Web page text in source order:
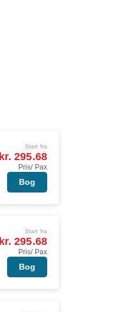
Start fra
kr. 295.68
Pris/ Pax
Bog
Start fra
kr. 295.68
Pris/ Pax
Bog